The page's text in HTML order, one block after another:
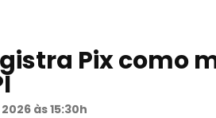
Pix como
às 15:30h